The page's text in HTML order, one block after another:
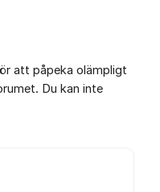
att påpeka olämpligt
Du kan inte